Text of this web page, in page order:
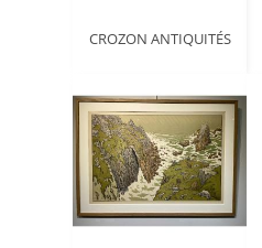
CROZON ANTIQUITÉS